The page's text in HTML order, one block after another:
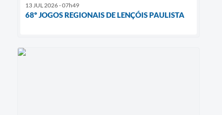
13 JUL 2026 - 07h49
68º JOGOS REGIONAIS DE LENÇÓIS PAULISTA